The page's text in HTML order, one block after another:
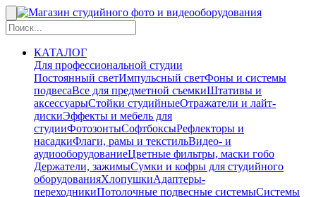
КАТАЛОГ
Для профессиональной студии
Постоянный светИмпульсный светФоны и системы
подвесаВсе для предметной съемкиШтативы и
аксессуарыСтойки студийныеОтражатели и лайт-
дискиЭффекты и мебель для
студииФотозонтыСофтбоксыРефлекторы и
насадкиФлаги, рамы и текстильВидео- и
аудиооборудованиеЦветные фильтры, маски гобо
Держатели, зажимыСумки и кофры для студийного
оборудованияХлопушкиАдаптеры-
переходникиПотолочные подвесные системыСистемы